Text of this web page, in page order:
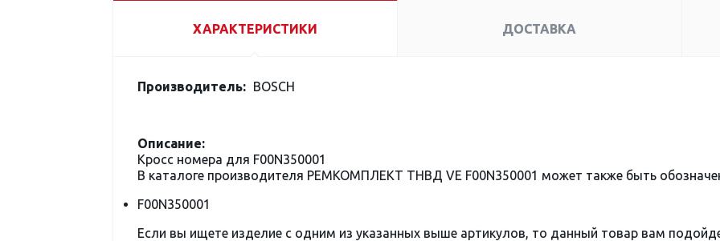
ХАРАКТЕРИСТИКИ ДОСТАВКА
Производитель: BOSCH
Описание:
Кросс номера для F00N350001
В каталоге производителя РЕМКОМПЛЕКТ ТНВД VE F00N350001 может также быть
F00N350001
Если вы ищете изделие с одним из указанных выше артикулов, то данный товар вам